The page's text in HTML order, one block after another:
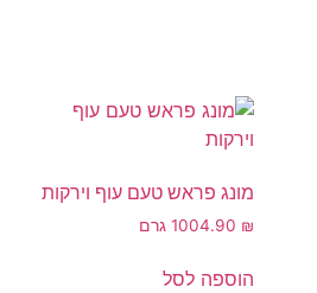
מונג פראש טעם עוף וירקות
4.90 ₪ 100 גרם
הוספה לסל